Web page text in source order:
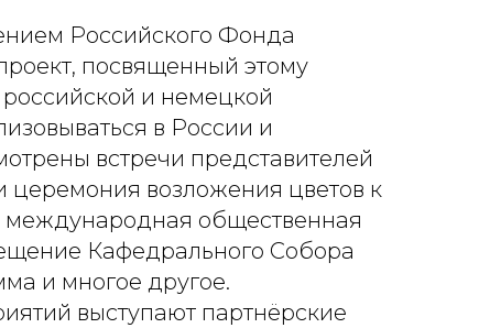
Российского Фонда
посвященный этому
и немецкой
в России и
встречи представителей
церемония возложения цветов к
международная общественная
Кафедрального Собора
и многое другое.
выступают партнёрские